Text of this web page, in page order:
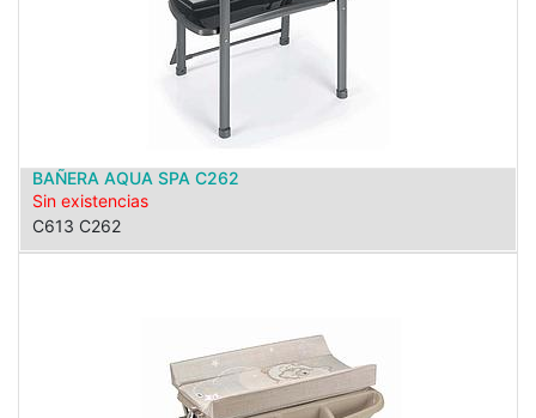
BAÑERA AQUA SPA C262
Sin existencias
C613 C262